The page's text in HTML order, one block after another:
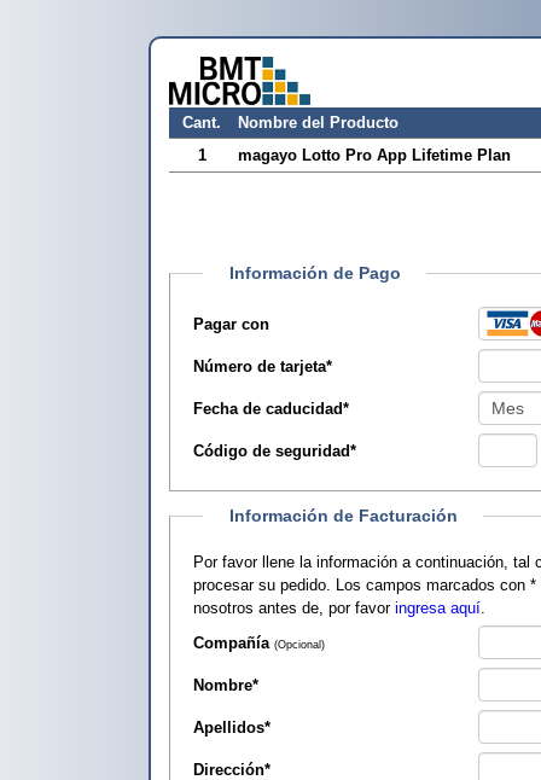
Cant.
Nombre del Producto
1
magayo Lotto Pro App Lifetime Plan
Información de Pago
Pagar con
Número de tarjeta*
Fecha de caducidad*
Código de seguridad*
Información de Facturación
Por favor llene la información a continuación, tal como
procesar su pedido. Los campos marcados con *
nosotros antes de, por favor ingresa aquí
Compañía (Opcional)
Nombre*
Apellidos*
Dirección*